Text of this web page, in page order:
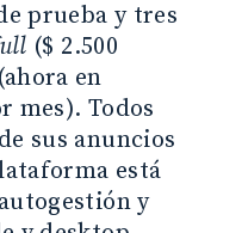
prueba y tres
($ 2.500
en
mes). Todos
sus anuncios
está
y